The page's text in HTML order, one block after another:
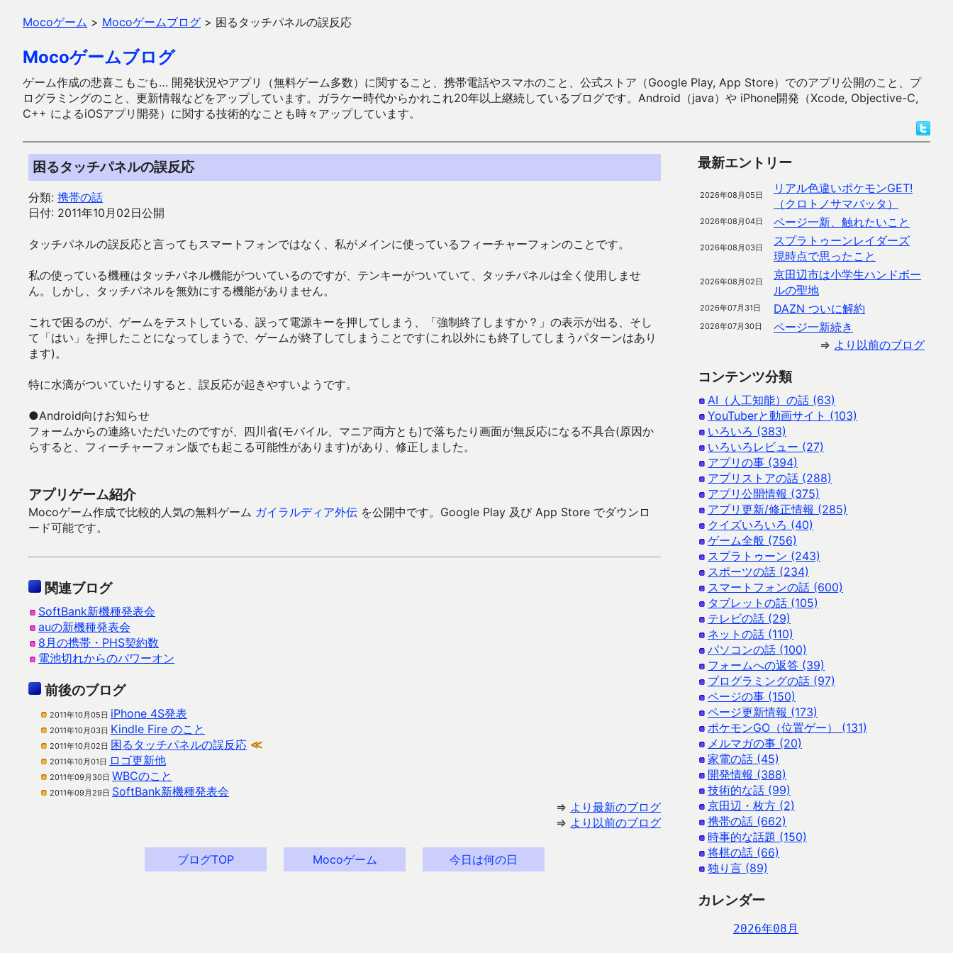
Mocoゲーム > Mocoゲームブログ > 困るタッチパネルの誤反応
Mocoゲームブログ
ゲーム作成の悲喜こもごも… 開発状況やアプリ（無料ゲーム多数）に関すること、携帯電話やスマホのこと、公式ストア（Google Play, App Store）でのアプリ公開のこと、プ
ログラミングのこと、更新情報などをアップしています。ガラケー時代からかれこれ20年以上継続しているブログです。Android（java）や iPhone開発（Xcode, Objective-C,
C++ によるiOSアプリ開発）に関する技術的なことも時々アップしています。
困るタッチパネルの誤反応
分類: 携帯の話
日付: 2011年10月02日公開
タッチパネルの誤反応と言ってもスマートフォンではなく、私がメインに使っているフィーチャーフォンのことです。
私の使っている機種はタッチパネル機能がついているのですが、テンキーがついていて、タッチパネルは全く使用しませ
ん。しかし、タッチパネルを無効にする機能がありません。
これで困るのが、ゲームをテストしている、誤って電源キーを押してしまう、「強制終了しますか？」の表示が出る、そし
て「はい」を押したことになってしまうで、ゲームが終了してしまうことです(これ以外にも終了してしまうパターンはあり
ます)。
特に水滴がついていたりすると、誤反応が起きやすいようです。
●Android向けお知らせ
フォームからの連絡いただいたのですが、四川省(モバイル、マニア両方とも)で落ちたり画面が無反応になる不具合(原因か
らすると、フィーチャーフォン版でも起こる可能性があります)があり、修正しました。
アプリゲーム紹介
Mocoゲーム作成で比較的人気の無料ゲーム ガイラルディア外伝 を公開中です。Google Play 及び App Store でダウンロ
ード可能です。
関連ブログ
SoftBank新機種発表会
auの新機種発表会
8月の携帯・PHS契約数
電池切れからのパワーオン
前後のブログ
2011年10月05日 iPhone 4S発表
2011年10月03日 Kindle Fire のこと
2011年10月02日 困るタッチパネルの誤反応 ≪
2011年10月01日 ロゴ更新他
2011年09月30日 WBCのこと
2011年09月29日 SoftBank新機種発表会
⇒ より最新のブログ
⇒ より以前のブログ
ブログTOP Mocoゲーム 今日は何の日
最新エントリー
2026年08月05日
リアル色違いポケモンGET!
（クロトノサマバッタ）
2026年08月04日 ページ一新、触れたいこと
2026年08月03日
スプラトゥーンレイダーズ
現時点で思ったこと
2026年08月02日
京田辺市は小学生ハンドボー
ルの聖地
2026年07月31日 DAZN ついに解約
2026年07月30日
ページ一新続き
⇒ より以前のブログ
コンテンツ分類
AI（人工知能）の話 (63)
YouTuberと動画サイト (103)
いろいろ (383)
いろいろレビュー (27)
アプリの事 (394)
アプリストアの話 (288)
アプリ公開情報 (375)
アプリ更新/修正情報 (285)
クイズいろいろ (40)
ゲーム全般 (756)
スプラトゥーン (243)
スポーツの話 (234)
スマートフォンの話 (600)
タブレットの話 (105)
テレビの話 (29)
ネットの話 (110)
パソコンの話 (100)
フォームへの返答 (39)
プログラミングの話 (97)
ページの事 (150)
ページ更新情報 (173)
ポケモンGO（位置ゲー） (131)
メルマガの事 (20)
家電の話 (45)
開発情報 (388)
技術的な話 (99)
京田辺・枚方 (2)
携帯の話 (662)
時事的な話題 (150)
将棋の話 (66)
独り言 (89)
カレンダー
2026年08月